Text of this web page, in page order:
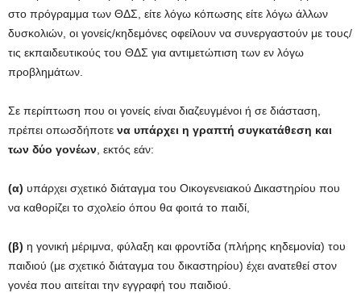
στο πρόγραμμα των ΘΔΣ, είτε λόγω κόπωσης είτε λόγω άλλων
δυσκολιών, οι γονείς/κηδεμόνες οφείλουν να συνεργαστούν με τους/
τις εκπαιδευτικούς του ΘΔΣ για αντιμετώπιση των εν λόγω
προβλημάτων.
Σε περίπτωση που οι γονείς είναι διαζευγμένοι ή σε διάσταση,
πρέπει οπωσδήποτε να υπάρχει η γραπτή συγκατάθεση και
των δύο γονέων, εκτός εάν:
(α) υπάρχει σχετικό διάταγμα του Οικογενειακού Δικαστηρίου που
να καθορίζει το σχολείο όπου θα φοιτά το παιδί,
(β) η γονική μέριμνα, φύλαξη και φροντίδα (πλήρης κηδεμονία) του
παιδιού (με σχετικό διάταγμα του δικαστηρίου) έχει ανατεθεί στον
γονέα που αιτείται την εγγραφή του παιδιού.